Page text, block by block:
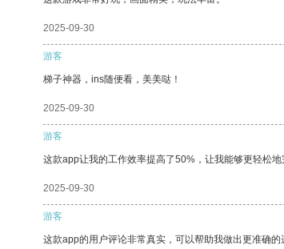
2025-09-30
游客
梯子神器，ins随便看，美美哒！
2025-09-30
游客
这款app让我的工作效率提高了50%，让我能够更轻松
2025-09-30
游客
这款app的用户评论非常真实，可以帮助我做出更准确的